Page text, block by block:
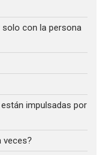
solo con la persona
impulsadas por
veces?